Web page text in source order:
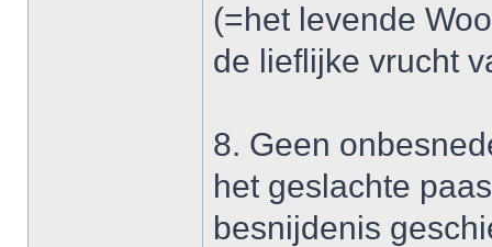
(=het levende
de lieflijke vrucht
8. Geen
het geslachte
besnijdenis